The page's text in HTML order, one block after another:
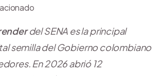
del SENA es la principal
semilla del Gobierno colombiano
En 2026 abrió 12